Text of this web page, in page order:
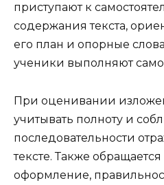
приступают к
содержания текста,
его план и опорные
ученики выполняют
При оценивании
учитывать полноту и
последовательности
тексте. Также
оформление,